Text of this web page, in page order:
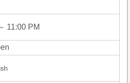
11:00 PM